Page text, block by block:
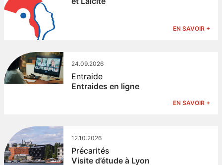
EN SAVOIR +
24.09.2026
Entraide
Entraides en ligne
EN SAVOIR +
12.10.2026
Précarités
Visite d’étude à Lyon